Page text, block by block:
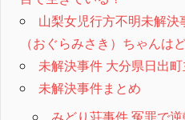
山梨女児行方不明未解
（おぐらみさき）ちゃんは
未解決事件 大分県日出
未解決事件まとめ